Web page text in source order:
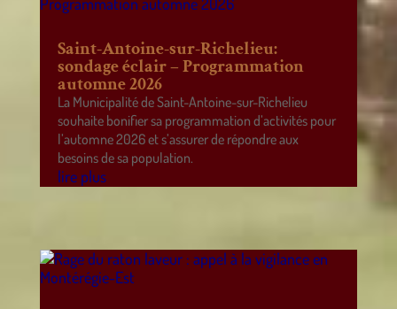
Saint-Antoine-sur-Richelieu:
sondage éclair – Programmation
automne 2026
La Municipalité de Saint-Antoine-sur-Richelieu
souhaite bonifier sa programmation d’activités pour
l’automne 2026 et s’assurer de répondre aux
besoins de sa population.
lire plus